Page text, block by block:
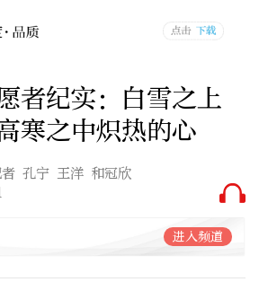
者纪实：白雪之上
寒之中炽热的心
者 孔宁 王洋 和冠欣
进入频道